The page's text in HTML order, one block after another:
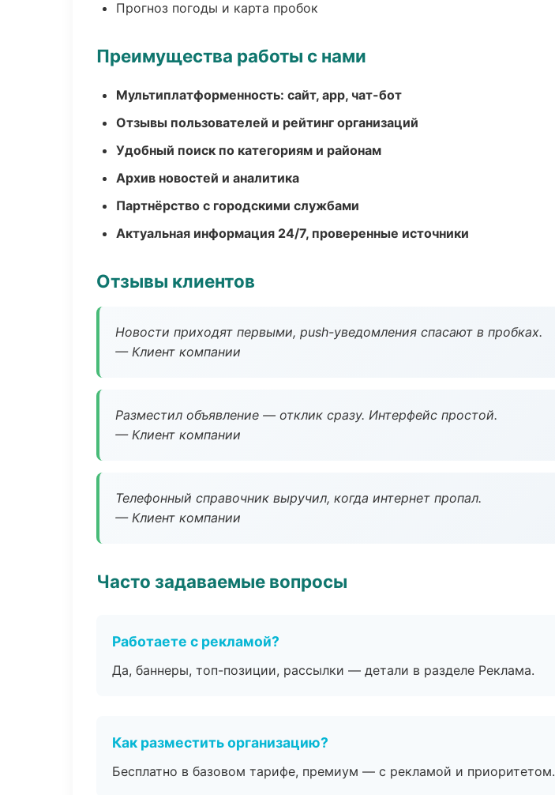
Прогноз погоды и карта пробок
Преимущества работы с нами
Мультиплатформенность: сайт, app, чат-бот
Отзывы пользователей и рейтинг организаций
Удобный поиск по категориям и районам
Архив новостей и аналитика
Партнёрство с городскими службами
Актуальная информация 24/7, проверенные источники
Отзывы клиентов
Новости приходят первыми, push-уведомления спасают в пробках.
— Клиент компании
Разместил объявление — отклик сразу. Интерфейс простой.
— Клиент компании
Телефонный справочник выручил, когда интернет пропал.
— Клиент компании
Часто задаваемые вопросы
Работаете с рекламой?
Да, баннеры, топ-позиции, рассылки — детали в разделе Реклама.
Как разместить организацию?
Бесплатно в базовом тарифе, премиум — с рекламой и приоритетом.